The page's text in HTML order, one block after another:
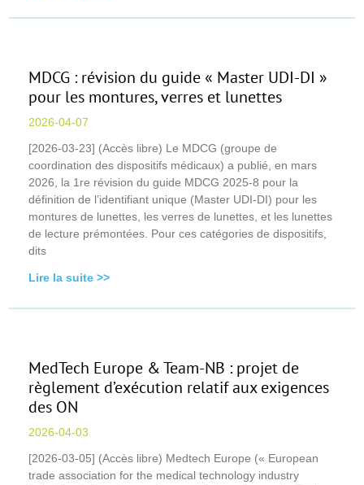
MDCG : révision du guide « Master UDI-DI »
pour les montures, verres et lunettes
2026-04-07
[2026-03-23] (Accès libre) Le MDCG (groupe de
coordination des dispositifs médicaux) a publié, en mars
2026, la 1re révision du guide MDCG 2025-8 pour la
définition de l’identifiant unique (Master UDI-DI) pour les
montures de lunettes, les verres de lunettes, et les lunettes
de lecture prémontées. Pour ces catégories de dispositifs,
dits
Lire la suite >>
MedTech Europe & Team-NB : projet de
règlement d’exécution relatif aux exigences
des ON
2026-04-03
[2026-03-05] (Accès libre) Medtech Europe (« European
trade association for the medical technology industry